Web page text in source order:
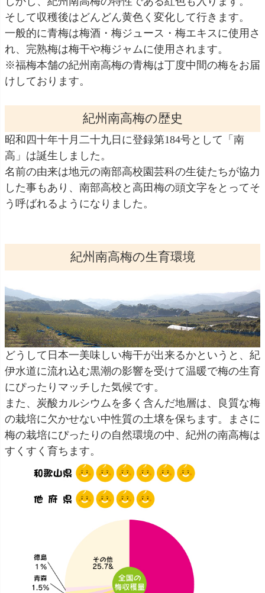
そして収穫後はどんどん黄色く変化して行きます。
一般的に青梅は梅酒・梅ジュース・梅エキスに使用さ
れ、完熟梅は梅干や梅ジャムに使用されます。
※福梅本舗の紀州南高梅の青梅は丁度中間の梅をお届
けしております。
紀州南高梅の歴史
昭和四十年十月二十九日に登録第184号として「南
高」は誕生しました。
名前の由来は地元の南部高校園芸科の生徒たちが協力
した事もあり、南部高校と高田梅の頭文字をとってそ
う呼ばれるようになりました。
紀州南高梅の生育環境
どうして日本一美味しい梅干が出来るかというと、紀
伊水道に流れ込む黒潮の影響を受けて温暖で梅の生育
にぴったりマッチした気候です。
また、炭酸カルシウムを多く含んだ地層は、良質な梅
の栽培に欠かせない中性質の土壌を保ちます。まさに
梅の栽培にぴったりの自然環境の中、紀州の南高梅は
すくすく育ちます。